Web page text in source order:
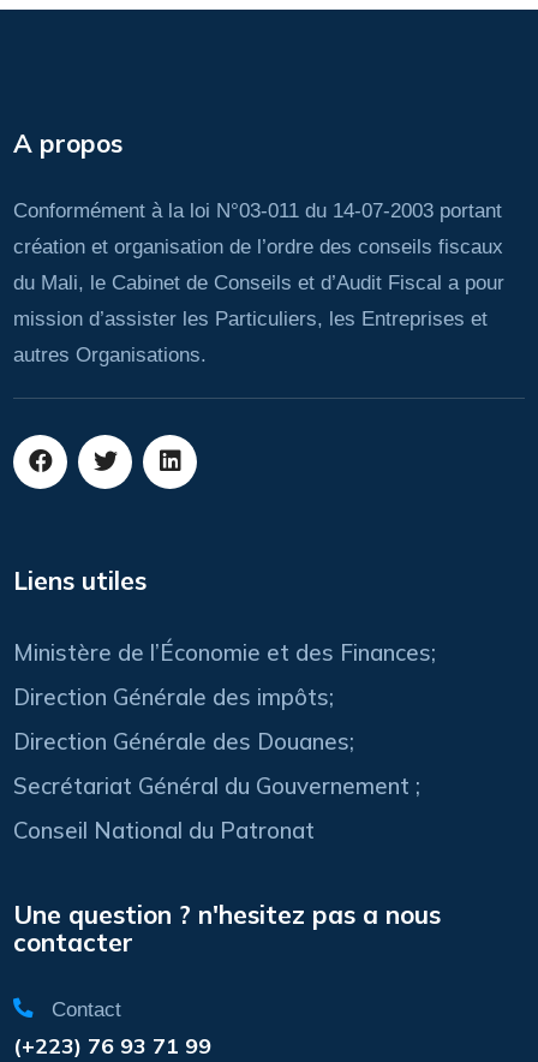
A propos
Conformément à la loi N°03-011 du 14-07-2003 portant
création et organisation de l’ordre des conseils fiscaux
du Mali, le Cabinet de Conseils et d’Audit Fiscal a pour
mission d’assister les Particuliers, les Entreprises et
autres Organisations.
Liens utiles
Ministère de l’Économie et des Finances;
Direction Générale des impôts;
Direction Générale des Douanes;
Secrétariat Général du Gouvernement ;
Conseil National du Patronat
Une question ? n'hesitez pas a nous
contacter
Contact
(+223) 76 93 71 99